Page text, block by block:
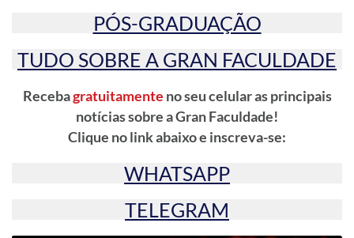
PÓS-GRADUAÇÃO
TUDO SOBRE A GRAN FACULDADE
Recebagratuitamente no seu celular as principais
notícias sobre a Gran Faculdade!
Clique no link abaixo e inscreva-se:
WHATSAPP
TELEGRAM